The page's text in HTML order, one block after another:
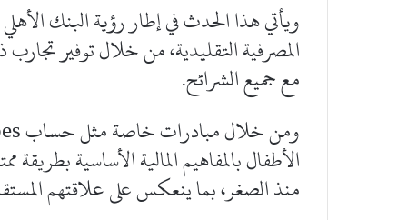
ويأتي هذا الحدث في إطار رؤية البنك
المصرفية التقليدية، من خلال توفير
مع جميع الشرائح.
الأطفال بالمفاهيم المالية الأساسية
منذ الصغر، بما ينعكس على علاقتهم